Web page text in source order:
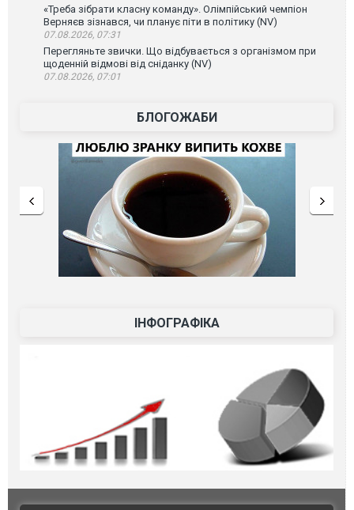
«Треба зібрати класну команду». Олімпійський чемпіон
Верняєв зізнався, чи планує піти в політику (NV)
07.08.2026, 07:31
Перегляньте звички. Що відбувається з організмом при
щоденній відмові від сніданку (NV)
07.08.2026, 07:01
БЛОГОЖАБИ
ІНФОГРАФІКА